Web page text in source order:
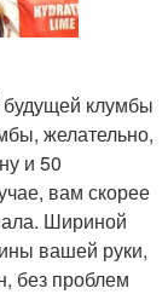
клумбы
желательно,
и 50
вам скорее
Шириной
вашей руки,
без проблем